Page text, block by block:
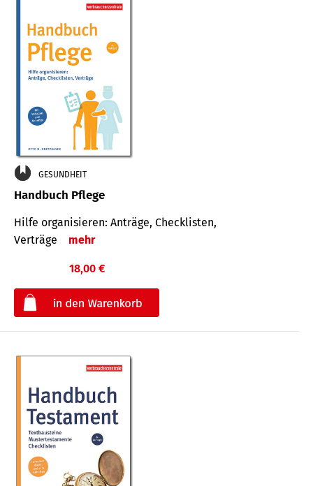
GESUNDHEIT
Handbuch Pflege
Hilfe organisieren: Anträge, Checklisten,
Verträge
mehr
18,00 €